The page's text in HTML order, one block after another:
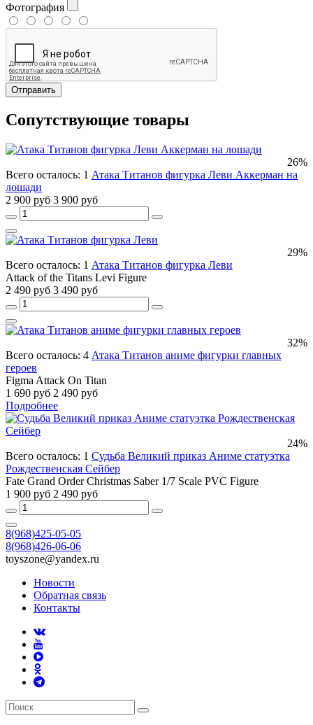
Фотография
Отправить
Сопутствующие товары
26%
Всего осталось: 1 Атака Титанов фигурка Леви Аккерман на
лошади
2 900 руб 3 900 руб
29%
Всего осталось: 1 Атака Титанов фигурка Леви
Attack of the Titans Levi Figure
2 490 руб 3 490 руб
32%
Всего осталось: 4 Атака Титанов аниме фигурки главных
героев
Figma Attack On Titan
1 690 руб 2 490 руб
Подробнее
24%
Всего осталось: 1 Судьба Великий приказ Аниме статуэтка
Рождественская Сейбер
Fate Grand Order Christmas Saber 1/7 Scale PVC Figure
1 900 руб 2 490 руб
8(968)425-05-05
8(968)426-06-06
toyszone@yandex.ru
Новости
Обратная связь
Контакты